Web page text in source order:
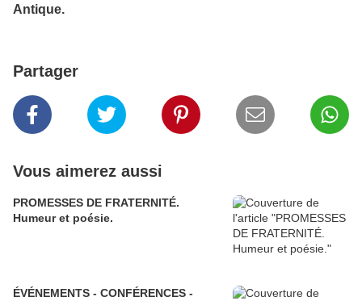
Antique.
Partager
Vous aimerez aussi
PROMESSES DE FRATERNITÉ.
Humeur et poésie.
ÉVÉNEMENTS - CONFÉRENCES -